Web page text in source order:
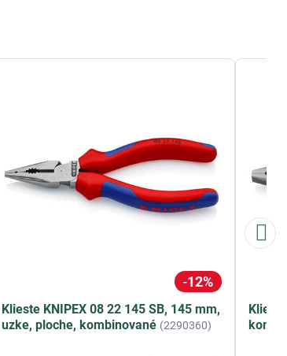
12%
Klieste KNIPEX 08 22 145 SB, 145 mm,
uzke, ploche, kombinované (2290360)